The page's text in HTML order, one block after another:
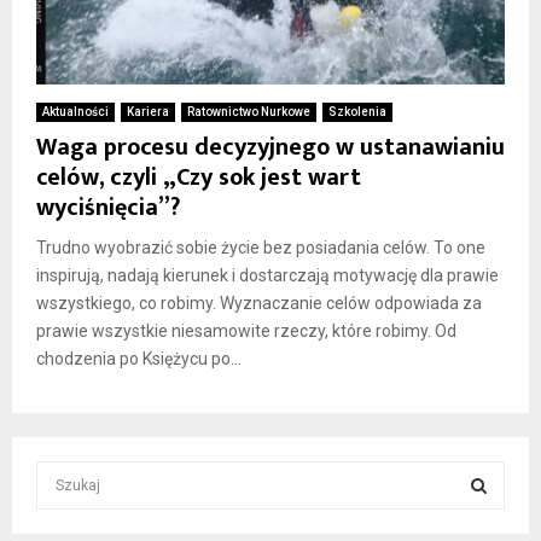
Aktualności Kariera Ratownictwo Nurkowe Szkolenia
Waga procesu decyzyjnego w ustanawianiu
celów, czyli „Czy sok jest wart
wyciśnięcia”?
Trudno wyobrazić sobie życie bez posiadania celów. To one
inspirują, nadają kierunek i dostarczają motywację dla prawie
wszystkiego, co robimy. Wyznaczanie celów odpowiada za
prawie wszystkie niesamowite rzeczy, które robimy. Od
chodzenia po Księżycu po...